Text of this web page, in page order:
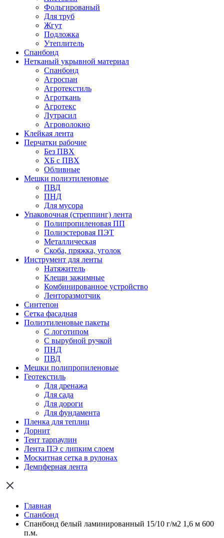
Фольгированый
Для труб
Жгут
Подложка
Утеплитель
Спанбонд
Нетканый укрывной материал
Спанбонд
Агроспан
Агротекстиль
Агроткань
Агротекс
Лутрасил
Агроволокно
Клейкая лента
Перчатки рабочие
Без ПВХ
ХБ с ПВХ
Обливные
Мешки полиэтиленовые
ПВД
ПНД
Для мусора
Упаковочная (стреппинг) лента
Полипропиленовая ПП
Полиэстеровая ПЭТ
Металлическая
Скоба, пряжка, уголок
Инструмент для ленты
Натяжитель
Клещи зажимные
Комбинированное устройство
Ленторазмотчик
Синтепон
Сетка фасадная
Полиэтиленовые пакеты
С логотипом
С вырубной ручкой
ПНД
ПВД
Мешки полипропиленовые
Геотекстиль
Для дренажа
Для сада
Для дороги
Для фундамента
Пленка для теплиц
Дорнит
Тент тарпаулин
Лента ПЭ с липким слоем
Москитная сетка в рулонах
Демпферная лента
Главная
Спанбонд
Спанбонд белый ламинированный 15/10 г/м2 1,6 м 600
п.м.